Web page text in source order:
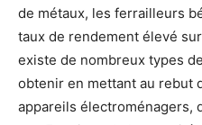
de métaux, les ferrailleurs
taux de rendement élevé
existe de nombreux types
obtenir en mettant au rebut
appareils électroménagers,